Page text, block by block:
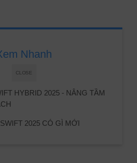
CLOSE
Nhanh
HYBRID 2025 - NÂNG TẦM
2025 CÓ GÌ MỚI